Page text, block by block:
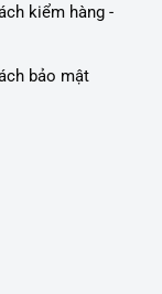
kiểm hàng -
bảo mật